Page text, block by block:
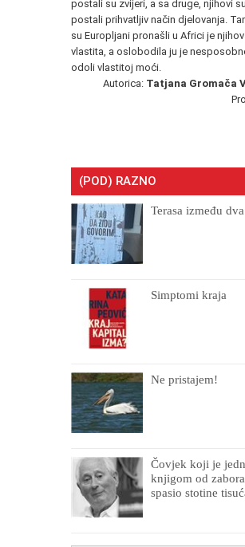
postali su zvijeri, a sa druge, njihovi
postali prihvatljiv način djelovanja.
su Europljani pronašli u Africi je
vlastita, a oslobodila ju je
odoli vlastitoj moći.
Autorica: Tatjana Gromača
(POD) RAZNO
Terasa između
Simptomi kraja
Ne pristajem!
Čovjek koji je
knjigom od
spasio stotine